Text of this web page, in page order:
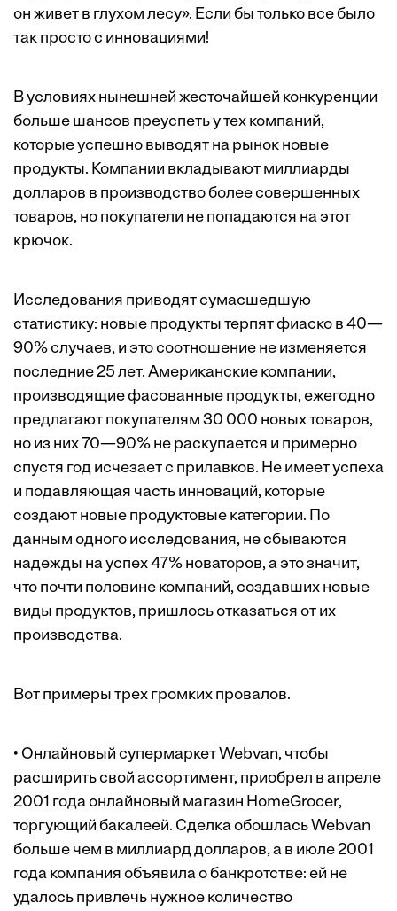
он живет в глухом лесу». Если бы только все было
так просто с инновациями!
В условиях нынешней жесточайшей конкуренции
больше шансов преуспеть у тех компаний,
которые успешно выводят на рынок новые
продукты. Компании вкладывают миллиарды
долларов в производство более совершенных
товаров, но покупатели не попадаются на этот
крючок.
Исследования приводят сумасшедшую
статистику: новые продукты терпят фиаско в 40—
90% случаев, и это соотношение не изменяется
последние 25 лет. Американские компании,
производящие фасованные продукты, ежегодно
предлагают покупателям 30 000 новых товаров,
но из них 70—90% не раскупается и примерно
спустя год исчезает с прилавков. Не имеет успеха
и подавляющая часть инноваций, которые
создают новые продуктовые категории. По
данным одного исследования, не сбываются
надежды на успех 47% новаторов, а это значит,
что почти половине компаний, создавших новые
виды продуктов, пришлось отказаться от их
производства.
Вот примеры трех громких провалов.
• Онлайновый супермаркет Webvan, чтобы
расширить свой ассортимент, приобрел в апреле
2001 года онлайновый магазин HomeGrocer,
торгующий бакалеей. Сделка обошлась Webvan
больше чем в миллиард долларов, а в июле 2001
года компания объявила о банкротстве: ей не
удалось привлечь нужное количество